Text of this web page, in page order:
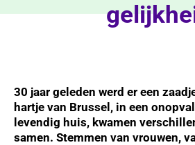
30 jaar geleden werd er een
hartje van Brussel, in een
levendig huis, kwamen
samen. Stemmen van vrouwen,